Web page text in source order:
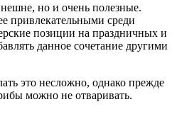
но и очень полезные.
привлекательными среди
позиции на праздничных и
данное сочетание другими
это несложно, однако прежде
можно не отваривать.